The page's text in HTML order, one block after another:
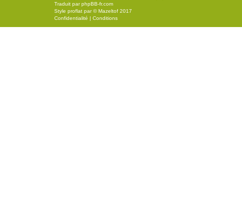
Traduit parphpBB-fr.com
Style proflat par ©Mazeltof 2017
Confidentialité | Conditions